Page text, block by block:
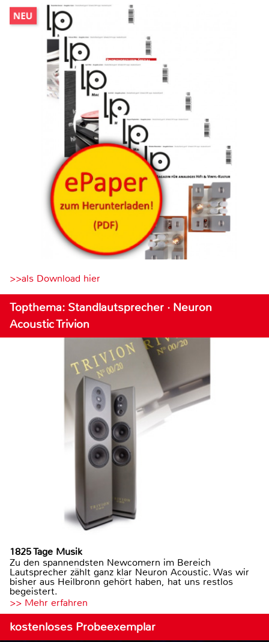
>>als Download hier
Topthema: Standlautsprecher · Neuron
Acoustic Trivion
1825 Tage Musik
Zu den spannendsten Newcomern im Bereich
Lautsprecher zählt ganz klar Neuron Acoustic. Was wir
bisher aus Heilbronn gehört haben, hat uns restlos
begeistert.
>> Mehr erfahren
kostenloses Probeexemplar